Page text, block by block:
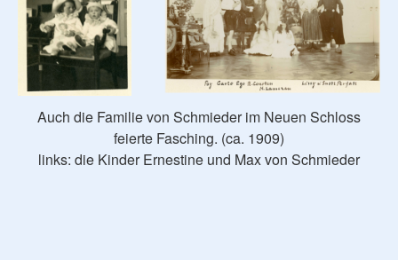
Auch die Familie von Schmieder im Neuen Schloss
feierte Fasching. (ca. 1909)
links: die Kinder Ernestine und Max von Schmieder